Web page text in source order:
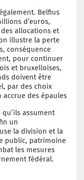
Belfius
d’euros,
allocations et
illustre la perte
conséquence
pour continuer
et bruxelloises,
doivent être
par des choix
des épaules
assument
un
la division et la
public, patrimoine
les mesures
fédéral.